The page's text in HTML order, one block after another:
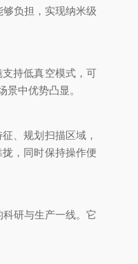
负担，实现纳米级
持低真空模式，可
中优势凸显。
、规划扫描区域，
，同时保持操作便
研与生产一线。它